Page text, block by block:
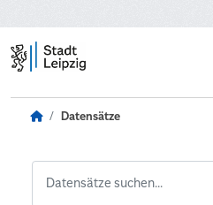
Datensätze